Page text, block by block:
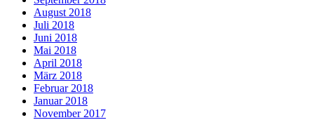
August 2018
Juli 2018
Juni 2018
Mai 2018
April 2018
März 2018
Februar 2018
Januar 2018
November 2017